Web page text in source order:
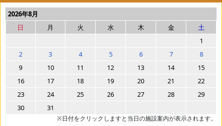
2026年8月
日
月 火 水 木 金
土
1
2
3 4 5 6 7
8
9
10 11 12 13 14
15
16
17 18 19 20 21
22
23
24 25 26 27 28
29
30
31
※日付をクリックしますと当日の施設案内が表示されます。